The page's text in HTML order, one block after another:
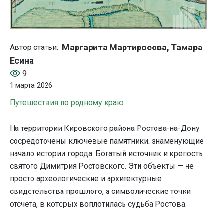
Автор статьи: Маргарита Мартиросова, Тамара
Есина
9
1 марта 2026
Путешествия по родному краю
На территории Кировского района Ростова-на-Дону
сосредоточены ключевые памятники, знаменующие
начало истории города: Богатый источник и крепость
святого Димитрия Ростовского. Эти объекты — не
просто археологические и архитектурные
свидетельства прошлого, а символические точки
отсчёта, в которых воплотилась судьба Ростова.